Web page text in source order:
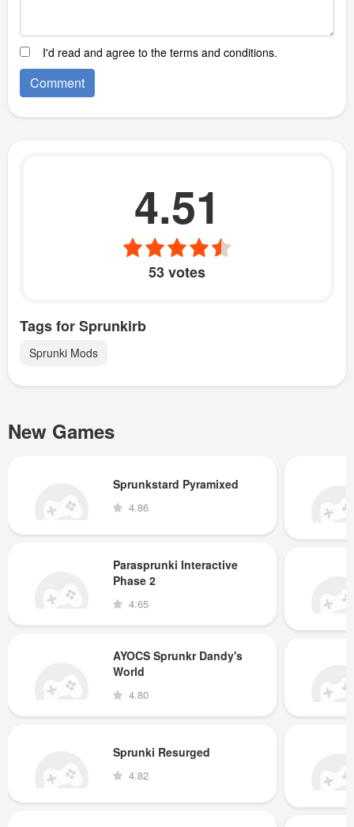
I'd read and agree to the terms and conditions.
4.51
53 votes
Tags for Sprunkirb
Sprunki Mods
New Games
Sprunkstard Pyramixed
4.86
Parasprunki Interactive
Phase 2
4.65
AYOCS Sprunkr Dandy's
World
4.80
Sprunki Resurged
4.82